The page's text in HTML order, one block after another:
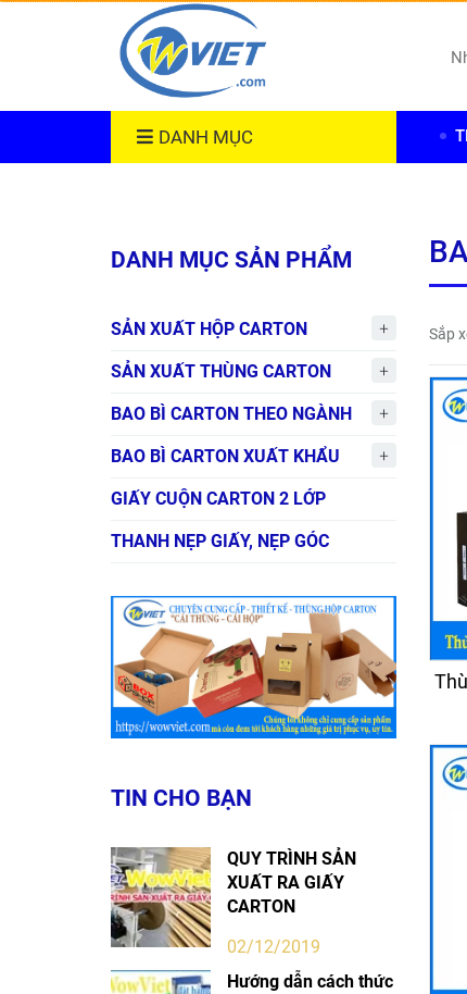
DANH MỤC
Sắp
DANH MỤC SẢN PHẨM
SẢN XUẤT HỘP CARTON
SẢN XUẤT THÙNG CARTON
BAO BÌ CARTON THEO NGÀNH
BAO BÌ CARTON XUẤT KHẨU
GIẤY CUỘN CARTON 2 LỚP
THANH NẸP GIẤY, NẸP GÓC
TIN CHO BẠN
QUY TRÌNH SẢN
XUẤT RA GIẤY
CARTON
02/12/2019
Hướng dẫn cách thức